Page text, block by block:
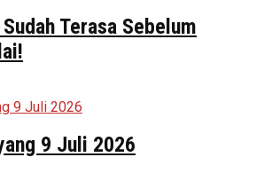
Terasa Sebelum
9 Juli 2026